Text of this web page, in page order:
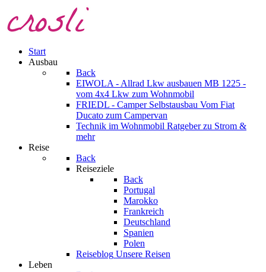
Start
Ausbau
Back
EIWOLA - Allrad Lkw ausbauen MB 1225 -
vom 4x4 Lkw zum Wohnmobil
FRIEDL - Camper Selbstausbau Vom Fiat
Ducato zum Campervan
Technik im Wohnmobil Ratgeber zu Strom &
mehr
Reise
Back
Reiseziele
Back
Portugal
Marokko
Frankreich
Deutschland
Spanien
Polen
Reiseblog Unsere Reisen
Leben